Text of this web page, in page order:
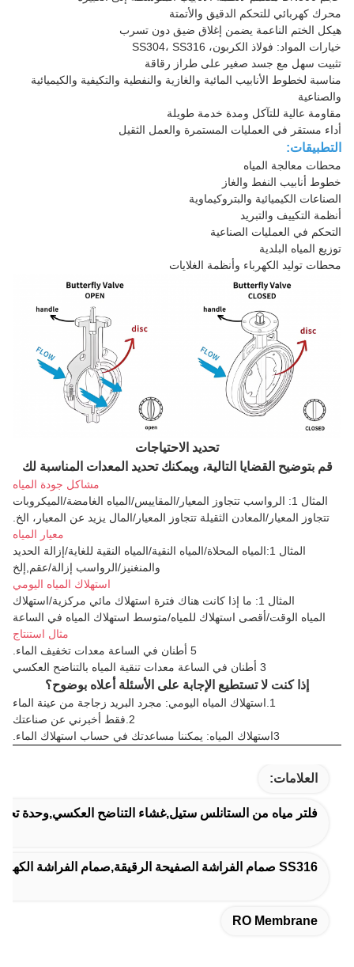
محرك كهربائي للتحكم الدقيق والأتمتة
هيكل الختم الناعمة يضمن إغلاق ضيق دون تسرب
خيارات المواد: فولاذ الكربون، SS304، SS316
تثبيت سهل مع جسد صغير على طراز رقاقة
مناسبة لخطوط الأنابيب المائية والغازية والنفطية والتكيفية والكيميائية
والصناعية
مقاومة عالية للتآكل ومدة خدمة طويلة
أداء مستقر في العمليات المستمرة والعمل الثقيل
التطبيقات:
محطات معالجة المياه
خطوط أنابيب النفط والغاز
الصناعات الكيميائية والبتروكيماوية
أنظمة التكييف والتبريد
التحكم في العمليات الصناعية
توزيع المياه البلدية
محطات توليد الكهرباء وأنظمة الغلايات
تحديد الاحتياجات
قم بتوضيح القضايا التالية، ويمكنك تحديد المعدات المناسبة لك
مشاكل جودة المياه
المثال 1: الرواسب تتجاوز المعيار/المقاييس/المياه الغامضة/الميكروبات
تتجاوز المعيار/المعادن الثقيلة تتجاوز المعيار/المال يزيد عن المعيار، الخ.
معيار المياه
المثال 1:المياه المحلاة/المياه النقية/المياه النقية للغاية/إزالة الحديد
والمنغنيز/الرواسب إزالة/عقم إلخ
استهلاك المياه اليومي
المثال 1: ما إذا كانت هناك فترة استهلاك مائي مركزية/استهلاك
المياه الوقت/أقصى استهلاك للمياه/متوسط استهلاك المياه في الساعة
مثال استنتاج
5 أطنان في الساعة معدات تخفيف الماء.
3 أطنان في الساعة معدات تنقية المياه بالتناضح العكسي
إذا كنت لا تستطيع الإجابة على الأسئلة أعلاه بوضوح؟
1. استهلاك المياه اليومي: مجرد البريد زجاجة من عينة الماء
2. فقط أخبرني عن صناعتك
3استهلاك المياه: يمكننا مساعدتك في حساب استهلاك الماء.
العلامات:
فلتر مياه من الستانلس ستيل,غشاء التناضح العكسي,وحدة
SS316 صمام الفراشة الصفيحة الرقيقة,صمام الفراشة الكهربائي من الفولاذ الكربوني,صمام الفراشة DN300
RO Membrane